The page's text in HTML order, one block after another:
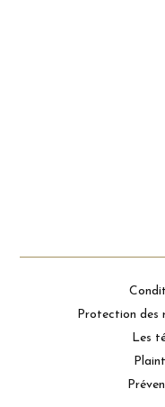
Protection des
Les